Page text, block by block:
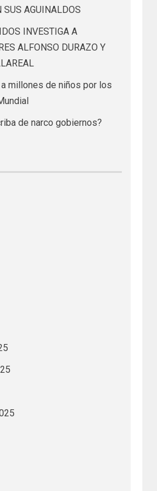
SUS AGUINALDOS
INVESTIGA A
ALFONSO DURAZO Y
millones de niños por los
de narco gobiernos?